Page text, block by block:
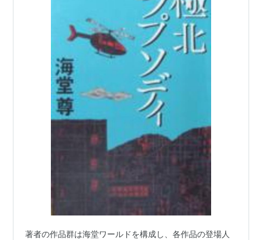
著者の作品群は海堂ワールドを構成し、各作品の登場人